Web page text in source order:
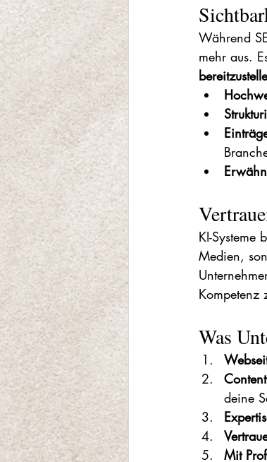
Während
mehr aus.
KI-Systeme
Medien,
Kompetenz
Was
deine
Mit